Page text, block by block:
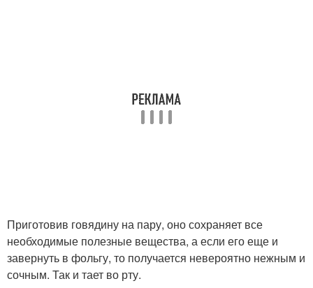
Приготовив говядину на пару, оно сохраняет все
необходимые полезные вещества, а если его еще и
завернуть в фольгу, то получается невероятно нежным и
сочным. Так и тает во рту.